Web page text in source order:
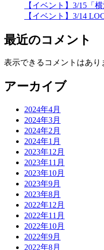
【イベント】3/15「
【イベント】3/14
最近のコメント
表示できるコメントはあり
アーカイブ
2024年4月
2024年3月
2024年2月
2024年1月
2023年12月
2023年11月
2023年10月
2023年9月
2023年8月
2022年12月
2022年11月
2022年10月
2022年9月
2022年8月